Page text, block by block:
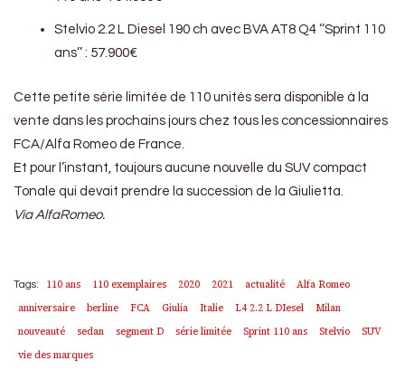
Stelvio 2.2 L Diesel 190 ch avec BVA AT8 Q4 ‘‘Sprint 110
ans’’ : 57.900€
Cette petite série limitée de 110 unités sera disponible à la
vente dans les prochains jours chez tous les concessionnaires
FCA/Alfa Romeo de France.
Et pour l’instant, toujours aucune nouvelle du SUV compact
Tonale qui devait prendre la succession de la Giulietta.
Via AlfaRomeo.
Tags: 110 ans 110 exemplaires 2020 2021 actualité
Alfa Romeo
anniversaire
berline FCA Giulia Italie L4 2.2 L DIesel
Milan
nouveauté
sedan segment D série limitée Sprint 110 ans Stelvio
SUV
vie des marques